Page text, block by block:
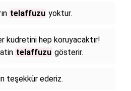
telaffuzu yoktur.
kudretini hep koruyacaktır!
telaffuzu gösterir.
teşekkür ederiz.